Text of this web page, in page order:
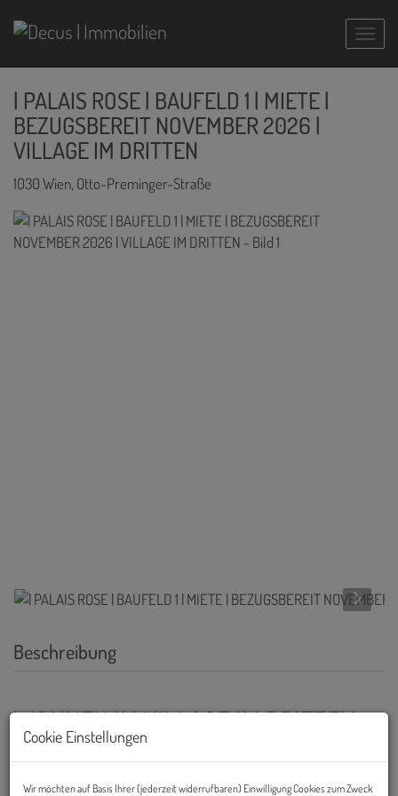
| PALAIS ROSE | BAUFELD 1 | MIETE |
BEZUGSBEREIT NOVEMBER 2026 |
VILLAGE IM DRITTEN
1030 Wien, Otto-Preminger-Straße
Beschreibung
WOHNEN IM VILLAGE IM DRITTEN
Cookie Einstellungen
Wir möchten auf Basis Ihrer (jederzeit widerrufbaren) Einwilligung Cookies zum Zweck